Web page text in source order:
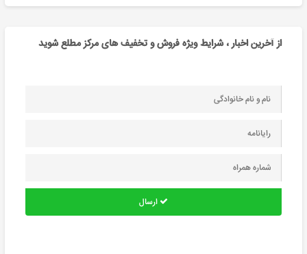
از آخرین اخبار ، شرایط ویژه فروش و تخفیف های مرکز مطلع شوید
ارسال